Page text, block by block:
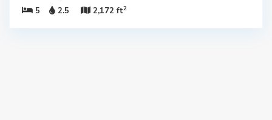
5
2.5 2,172 ft2